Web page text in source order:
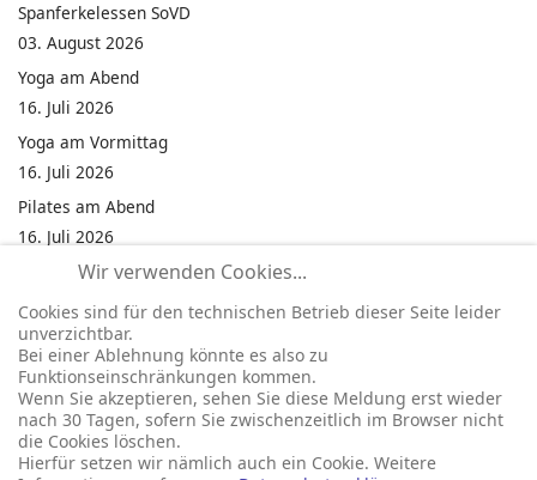
Spanferkelessen SoVD
03. August 2026
Yoga am Abend
16. Juli 2026
Yoga am Vormittag
16. Juli 2026
Pilates am Abend
16. Juli 2026
Jumping Fitness Intervall
16. Juli 2026
Jumping Fitness Erwachsene
16. Juli 2026
Kinderfest in Neukirchen
16. Juli 2026
Wir verwenden Cookies...
Cookies sind für den technischen Betrieb dieser Seite leider
unverzichtbar.
Bei einer Ablehnung könnte es also zu
Funktionseinschränkungen kommen.
Wenn Sie akzeptieren, sehen Sie diese Meldung erst wieder
nach 30 Tagen, sofern Sie zwischenzeitlich im Browser nicht
die Cookies löschen.
Hierfür setzen wir nämlich auch ein Cookie. Weitere